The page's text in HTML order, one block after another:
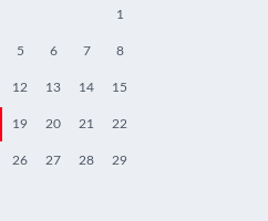
1
5 6 7 8
12 13 14 15
19 20 21 22
26 27 28 29